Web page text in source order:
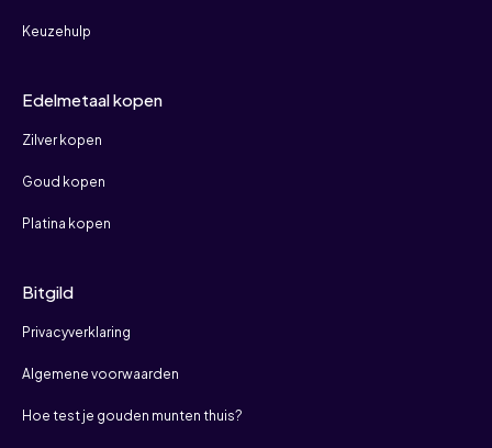
Keuzehulp
Edelmetaal kopen
Zilver kopen
Goud kopen
Platina kopen
Bitgild
Privacyverklaring
Algemene voorwaarden
Hoe test je gouden munten thuis?